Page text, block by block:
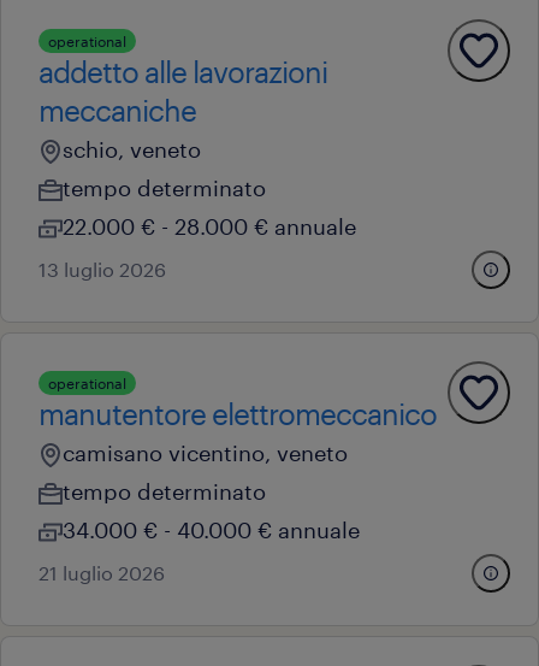
operational
addetto alle lavorazioni
meccaniche
schio, veneto
tempo determinato
22.000 € - 28.000 € annuale
13 luglio 2026
operational
manutentore elettromeccanico
camisano vicentino, veneto
tempo determinato
34.000 € - 40.000 € annuale
21 luglio 2026